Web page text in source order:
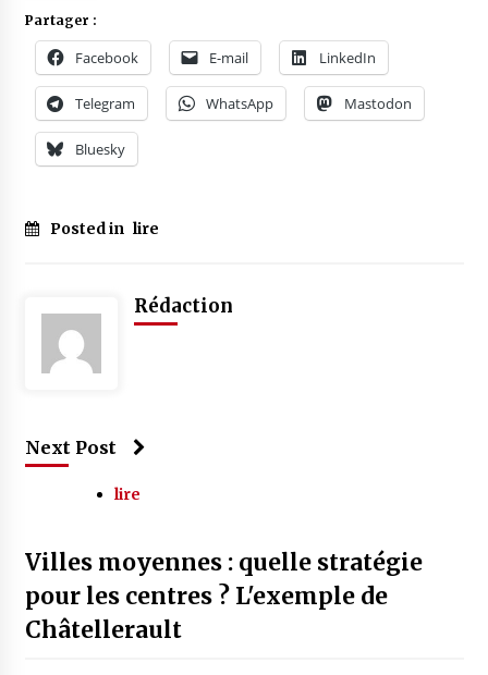
Partager :
Facebook E-mail LinkedIn
Telegram WhatsApp Mastodon
Bluesky
Posted in lire
Rédaction
Next Post
lire
Villes moyennes : quelle stratégie
pour les centres ? L'exemple de
Châtellerault